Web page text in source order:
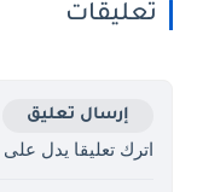
تعليقات
إرسال تعليق
اترك تعليقا يدل